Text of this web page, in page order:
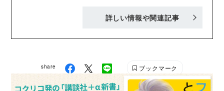
鑑の世界”の案内人を務めるなど、メディアにも多数出
も担当している。 写真：小松貴史 千葉県立中央博物
館 分館海の博物館 http://www2.chiba-
詳しい情報や関連記事
share ブックマーク